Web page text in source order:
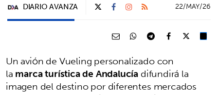
DIARIO AVANZA 22/MAY/26
Un avión de Vueling personalizado con
lamarca turística de Andalucíadifundirá la
imagen del destino por diferentes mercados